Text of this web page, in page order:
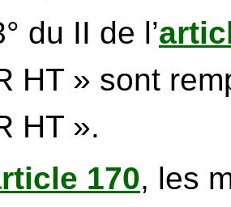
du II de l’
HT » sont
HT ».
170, les